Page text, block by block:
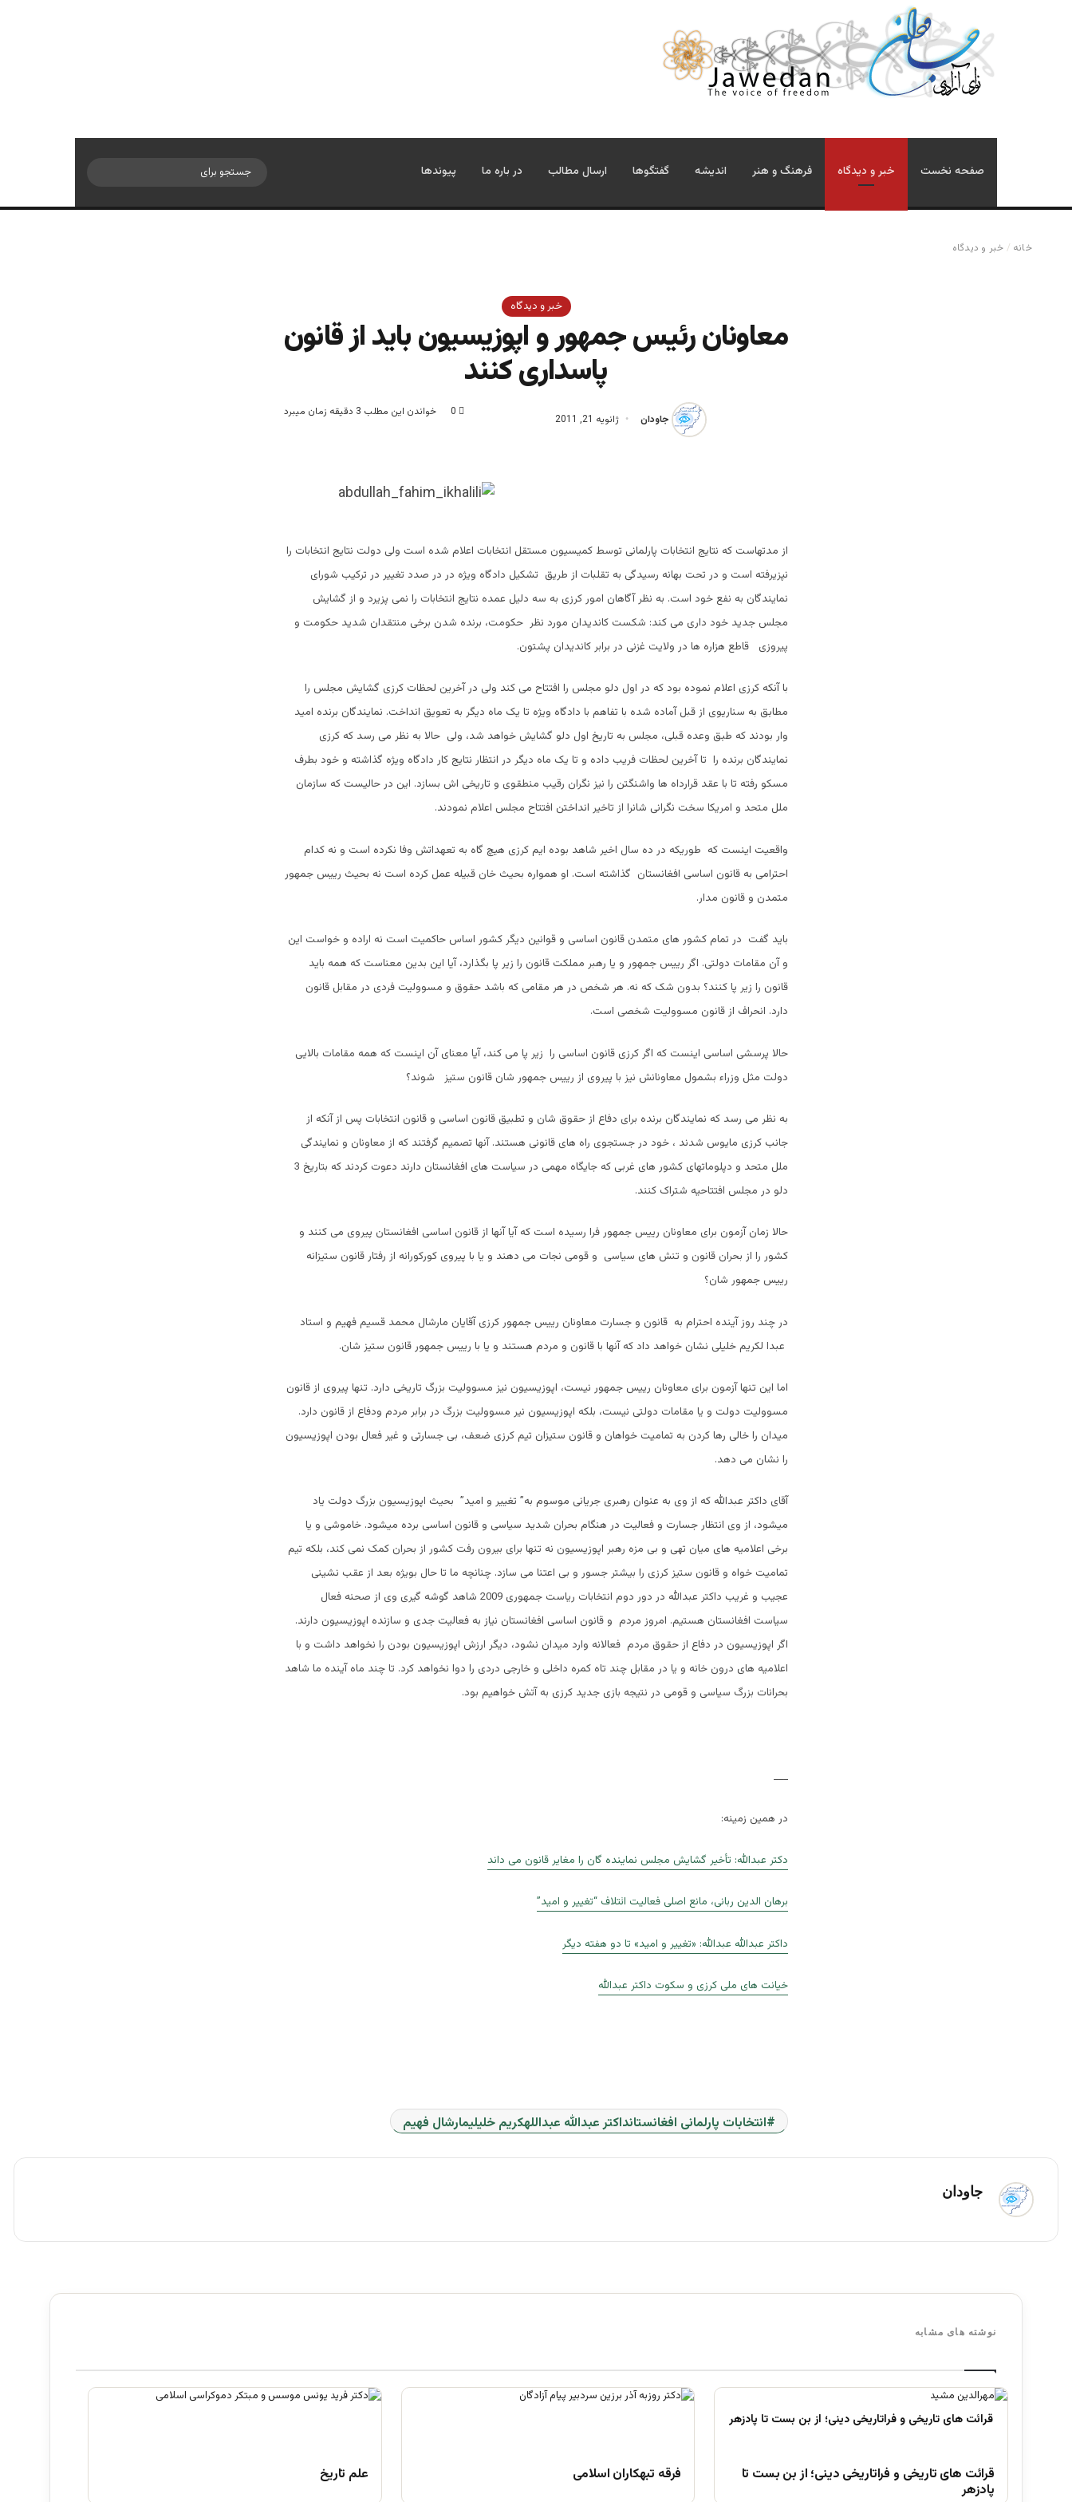
صفحه نخست خبر و دیدگاه فرهنگ و هنر اندیشه گفتگوها ارسال مطالب در باره ما پیوندها
خانه / خبر و دیدگاه
خبر و دیدگاه
معاونان رئیس جمهور و اپوزیسیون باید از قانون
پاسداری کنند
جاودان ژانویه 21, 2011
0 خواندن این مطلب 3 دقیقه زمان میبرد
از مدتهاست که نتایج انتخابات پارلمانی توسط کمیسیون مستقل انتخابات اعلام شده است ولی دولت نتایج انتخابات را
نپزیرفته است و در تحت بهانه رسیدگی به تقلبات از طریق تشکیل دادگاه ویژه در در صدد تغییر در ترکیب شورای
نمایندگان به نفع خود است. به نظر آگاهان امور کرزی به سه دلیل عمده نتایج انتخابات را نمی پزیرد و از گشایش
مجلس جدید خود داری می کند: شکست کاندیدان مورد نظر حکومت، برنده شدن برخی منتقدان شدید حکومت و
پیروزی قاطع هزاره ها در ولایت غزنی در برابر کاندیدان پشتون.
با آنکه کرزی اعلام نموده بود که در اول دلو مجلس را افتتاح می کند ولی در آخرین لحظات کرزی گشایش مجلس را
مطابق به سناریوی از قبل آماده شده با تفاهم با دادگاه ویژه تا یک ماه دیگر به تعویق انداخت. نمایندگان برنده امید
وار بودند که طبق وعده قبلی، مجلس به تاریخ اول دلو گشایش خواهد شد، ولی حالا به نظر می رسد که کرزی
نمایندگان برنده را تا آخرین لحظات فریب داده و تا یک ماه دیگر در انتظار نتایج کار دادگاه ویژه گذاشته و خود بطرف
مسکو رفته تا با عقد قرارداه ها واشنگتن را نیز نگران رقیب منطقوی و تاریخی اش بسازد. این در حالیست که سازمان
ملل متحد و امریکا سخت نگرانی شانرا از تاخیر انداختن افتتاح مجلس اعلام نمودند.
واقعیت اینست که طوریکه در ده سال اخیر شاهد بوده ایم کرزی هیچ گاه به تعهداتش وفا نکرده است و نه کدام
احترامی به قانون اساسی افغانستان گذاشته است. او همواره بحیث خان قبیله عمل کرده است نه بحیث رییس جمهور
متمدن و قانون مدار.
باید گفت در تمام کشور های متمدن قانون اساسی و قوانین دیگر کشور اساس حاکمیت است نه اراده و خواست این
و آن مقامات دولتی. اگر رییس جمهور و یا رهبر مملکت قانون را زیر پا بگذارد، آیا این بدین معناست که همه باید
قانون را زیر پا کنند؟ بدون شک که نه. هر شخص در هر مقامی که باشد حقوق و مسوولیت فردی در مقابل قانون
دارد. انحراف از قانون مسوولیت شخصی است.
حالا پرسشی اساسی اینست که اگر کرزی قانون اساسی را زیر پا می کند، آیا معنای آن اینست که همه مقامات بالایی
دولت مثل وزراء بشمول معاونانش نیز با پیروی از رییس جمهور شان قانون ستیز شوند؟
به نظر می رسد که نمایندگان برنده برای دفاع از حقوق شان و تطبیق قانون اساسی و قانون انتخابات پس از آنکه از
جانب کرزی مایوس شدند ، خود در جستجوی راه های قانونی هستند. آنها تصمیم گرفتند که از معاونان و نمایندگی
ملل متحد و دپلوماتهای کشور های غربی که جایگاه مهمی در سیاست های افغانستان دارند دعوت کردند که بتاریخ 3
دلو در مجلس افتتاحیه شتراک کنند.
حالا زمان آزمون برای معاونان رییس جمهور فرا رسیده است که آیا آنها از قانون اساسی افغانستان پیروی می کنند و
کشور را از بحران قانون و تنش های سیاسی و قومی نجات می دهند و یا با پیروی کورکورانه از رفتار قانون ستیزانه
رییس جمهور شان؟
در چند روز آینده احترام به قانون و جسارت معاونان رییس جمهور کرزی آقایان مارشال محمد قسیم فهیم و استاد
عبدا لکریم خلیلی نشان خواهد داد که آنها با قانون و مردم هستند و یا با رییس جمهور قانون ستیز شان.
اما این تنها آزمون برای معاونان رییس جمهور نیست، اپوزیسیون نیز مسوولیت بزرگ تاریخی دارد. تنها پیروی از قانون
مسوولیت دولت و یا مقامات دولتی نیست، بلکه اپوزیسیون نیر مسوولیت بزرگ در برابر مردم ودفاع از قانون دارد.
میدان را خالی رها کردن به تمامیت خواهان و قانون ستیزان تیم کرزی ضعف، بی جسارتی و غیر فعال بودن اپوزیسیون
را نشان می دهد.
آقای داکتر عبدالله که از وی به عنوان رهبری جریانی موسوم به” تغییر و امید” بحیث اپوزیسیون بزرگ دولت یاد
میشود، از وی انتظار جسارت و فعالیت در هنگام بحران شدید سیاسی و قانون اساسی برده میشود. خاموشی و یا
برخی اعلامیه های میان تهی و بی مزه رهبر اپوزیسیون نه تنها برای بیرون رفت کشور از بحران کمک نمی کند، بلکه تیم
تمامیت خواه و قانون ستیز کرزی را بیشتر جسور و بی اعتنا می سازد. چنانچه ما تا حال بویژه بعد از عقب نشینی
عجیب و غریب داکتر عبدالله در دور دوم انتخابات ریاست جمهوری 2009 شاهد گوشه گیری وی از صحنه فعال
سیاست افغانستان هستیم. امروز مردم و قانون اساسی افغانستان نیاز به فعالیت جدی و سازنده اپوزیسیون دارند.
اگر اپوزیسیون در دفاع از حقوق مردم فعالانه وارد میدان نشود، دیگر ارزش اپوزیسیون بودن را نخواهد داشت و با
اعلامیه های درون خانه و یا در مقابل چند تاه کمره داخلی و خارجی دردی را دوا نخواهد کرد. تا چند ماه آینده ما شاهد
بحرانات بزرگ سیاسی و قومی در نتیجه بازی جدید کرزی به آتش خواهیم بود.
___
در همین زمینه:
دکتر عبدالله: تأخیر گشایش مجلس نماینده گان را مغایر قانون می داند
برهان الدین ربانی، مانع اصلی فعالیت ائتلاف “تغییر و امید”
داکتر عبدالله عبدالله: «تغییر و امید» تا دو هفته دیگر
خیانت های ملی کرزی و سکوت داکتر عبدالله
انتخابات پارلمانی افغانستانداکتر عبدالله عبداللهکریم خلیلیمارشال فهیم
جاودان
نوشته های مشابه
قرائت های تاریخی و فراتاریخی دینی؛ از بن بست تا
پادزهر
فرقه تبهکاران اسلامی علم تاریخ